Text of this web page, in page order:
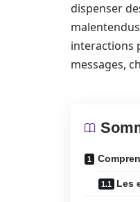
dispenser
interactions
messages,
Les